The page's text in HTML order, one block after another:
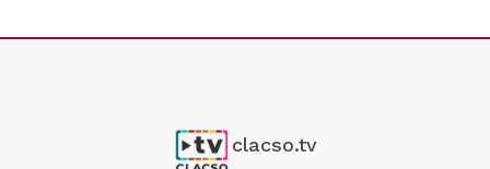
clacso.tv